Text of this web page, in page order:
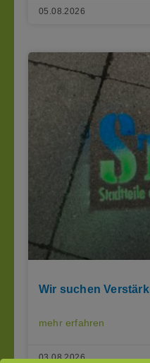
05.08.2026
Wir suchen
mehr erfahren
03.08.2026